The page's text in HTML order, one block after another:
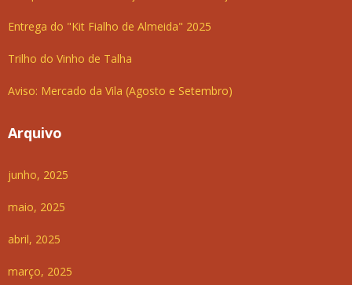
Entrega do "Kit Fialho de Almeida" 2025
Trilho do Vinho de Talha
Aviso: Mercado da Vila (Agosto e Setembro)
Arquivo
junho, 2025
maio, 2025
abril, 2025
março, 2025